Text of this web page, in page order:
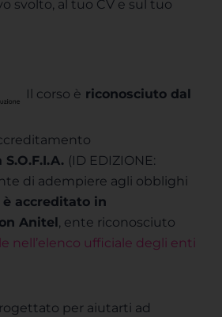
svolto, al tuo CV e sul tuo
Il corso è riconosciuto dal
(ID EDIZIONE:
di adempiere agli obblighi
è accreditato in
Anitel, ente riconosciuto
nell’elenco ufficiale degli enti
per aiutarti ad